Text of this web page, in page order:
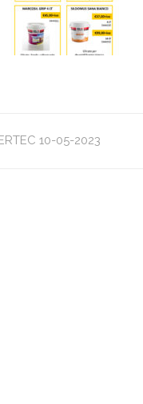
10-05-2023